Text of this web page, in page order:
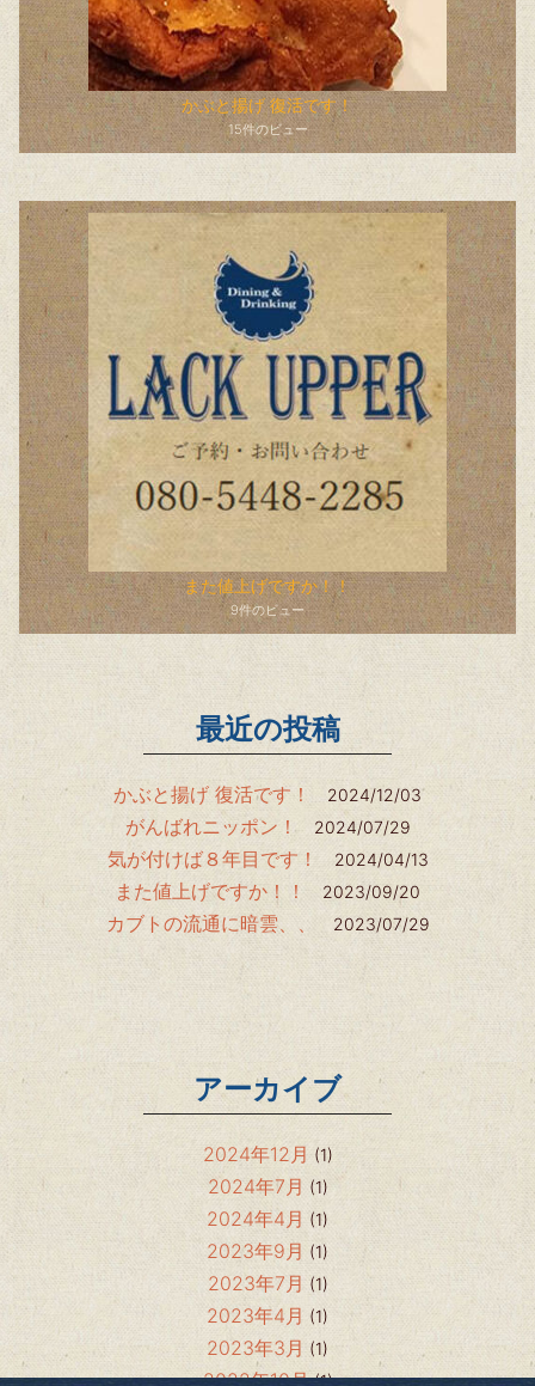
かぶと揚げ 復活です！
15件のビュー
また値上げですか！！
9件のビュー
最近の投稿
かぶと揚げ 復活です！ 2024/12/03
がんばれニッポン！ 2024/07/29
気が付けば８年目です！ 2024/04/13
また値上げですか！！ 2023/09/20
カブトの流通に暗雲、、 2023/07/29
アーカイブ
2024年12月 (1)
2024年7月 (1)
2024年4月 (1)
2023年9月 (1)
2023年7月 (1)
2023年4月 (1)
2023年3月 (1)
2022年10月(1)